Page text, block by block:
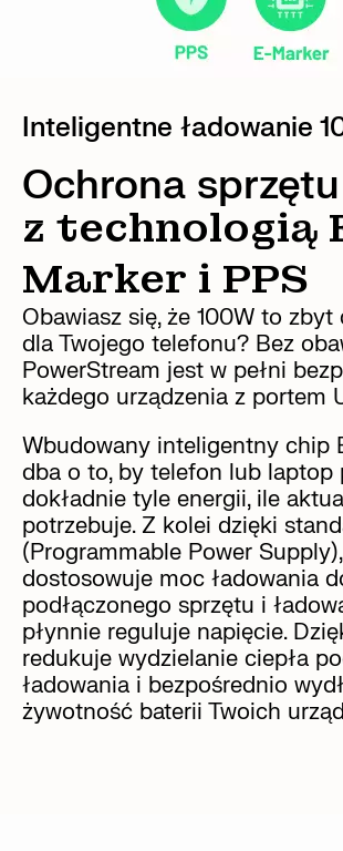
Inteligentne ładowanie
Ochrona sprzętu
z technologią
Marker i PPS
Obawiasz się, że 100W to
dla Twojego telefonu? Bez
PowerStream jest w pełni
każdego urządzenia z portem
Wbudowany inteligentny chip
dba o to, by telefon lub laptop
dokładnie tyle energii, ile
potrzebuje. Z kolei dzięki
(Programmable Power
dostosowuje moc ładowania
podłączonego sprzętu i
płynnie reguluje napięcie.
redukuje wydzielanie ciepła
ładowania i bezpośrednio
żywotność baterii Twoich